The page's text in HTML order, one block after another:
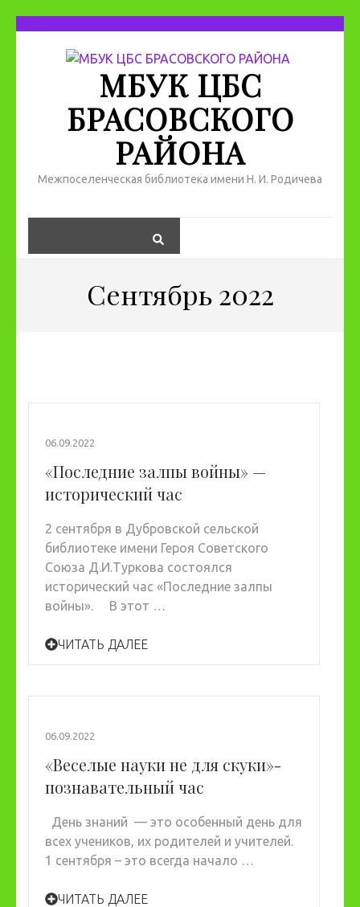
МБУК ЦБС
БРАСОВСКОГО
РАЙОНА
Межпоселенческая библиотека имени Н. И. Родичева
Сентябрь 2022
06.09.2022
«Последние залпы войны» —
исторический час
2 сентября в Дубровской сельской
библиотеке имени Героя Советского
Союза Д.И.Туркова состоялся
исторический час «Последние залпы
войны». В этот …
ЧИТАТЬ ДАЛЕЕ
06.09.2022
«Веселые науки не для скуки»-
познавательный час
День знаний — это особенный день для
всех учеников, их родителей и учителей.
1 сентября – это всегда начало …
ЧИТАТЬ ДАЛЕЕ